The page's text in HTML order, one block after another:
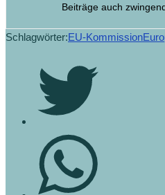
Beiträge auch
Schlagwörter:EU-Kommission